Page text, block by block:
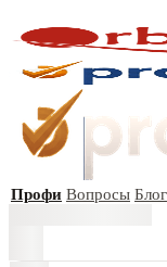
Профи Вопросы Блог